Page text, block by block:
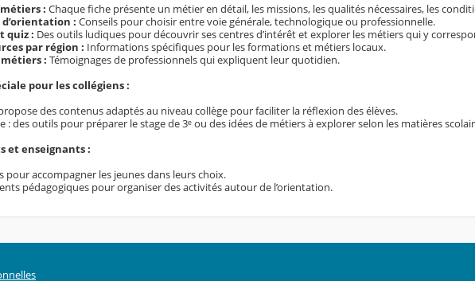
: Chaque fiche présente un métier en détail, les missions, les qualités nécessaires, les
d’orientation : Conseils pour choisir entre voie générale, technologique ou professionnelle.
quiz : Des outils ludiques pour découvrir ses centres d’intérêt et explorer les métiers qui y
par région : Informations spécifiques pour les formations et métiers locaux.
: Témoignages de professionnels qui expliquent leur quotidien.
pour les collégiens :
des contenus adaptés au niveau collège pour faciliter la réflexion des élèves.
: des outils pour préparer le stage de 3ᵉ ou des idées de métiers à explorer selon les matières
et enseignants :
pour accompagner les jeunes dans leurs choix.
pédagogiques pour organiser des activités autour de l’orientation.